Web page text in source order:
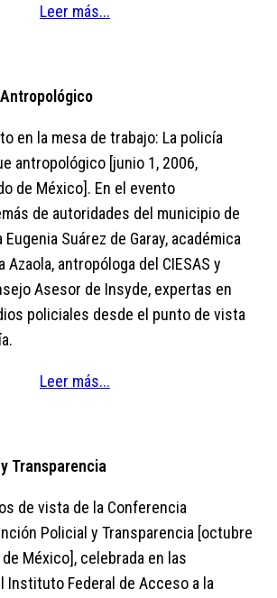
Leer más...
en la mesa de trabajo: La policía
antropológico [junio 1, 2006,
de México]. En el evento
de autoridades del municipio de
Eugenia Suárez de Garay, académica
Azaola, antropóloga del CIESAS y
Asesor de Insyde, expertas en
policiales desde el punto de vista
Leer más...
Transparencia
de vista de la Conferencia
Policial y Transparencia [octubre
de México], celebrada en las
Instituto Federal de Acceso a la